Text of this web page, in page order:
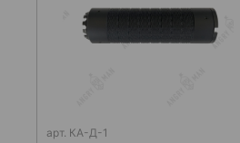
арт. КА-Д-1